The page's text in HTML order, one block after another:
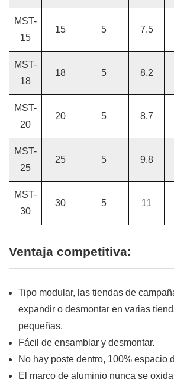
MST-
15
15 5 7.5
MST-
18
18 5 8.2
MST-
20
20 5 8.7
MST-
25
25 5 9.8
MST-
30
30 5 11
Ventaja competitiva:
Tipo modular, las tiendas de
expandir o desmontar en varias
pequeñas.
Fácil de ensamblar y desmontar.
No hay poste dentro, 100% espacio
El marco de aluminio nunca se